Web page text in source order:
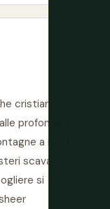
cristiane al
profonda
a nord
scavati
si